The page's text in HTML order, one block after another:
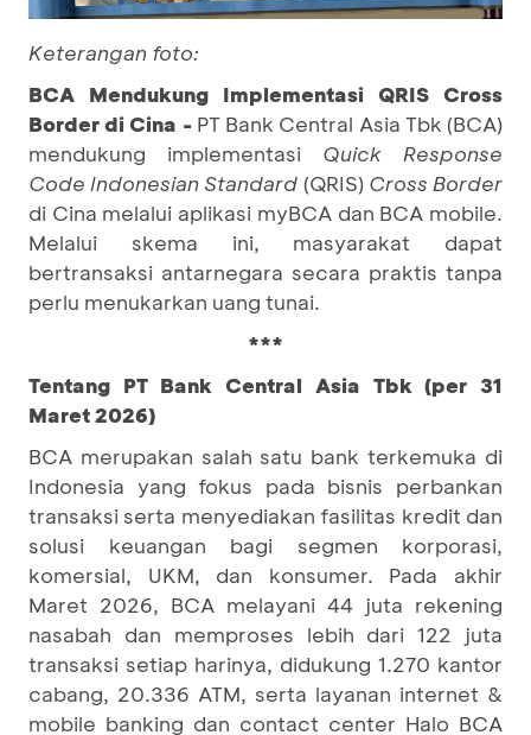
Keterangan foto:
BCA Mendukung Implementasi QRIS Cross
Border di Cina -PT Bank Central Asia Tbk (BCA)
mendukung implementasi Quick Response
Code Indonesian Standard (QRIS) Cross Border
di Cina melalui aplikasi myBCA dan BCA mobile.
Melalui skema ini, masyarakat dapat
bertransaksi antarnegara secara praktis tanpa
perlu menukarkan uang tunai.
***
Tentang PT Bank Central Asia Tbk (per 31
Maret 2026)
BCA merupakan salah satu bank terkemuka di
Indonesia yang fokus pada bisnis perbankan
transaksi serta menyediakan fasilitas kredit dan
solusi keuangan bagi segmen korporasi,
komersial, UKM, dan konsumer. Pada akhir
Maret 2026, BCA melayani 44 juta rekening
nasabah dan memproses lebih dari 122 juta
transaksi setiap harinya, didukung 1.270 kantor
cabang, 20.336 ATM, serta layanan internet &
mobile banking dan contact center Halo BCA